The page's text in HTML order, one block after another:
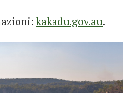
kakadu.gov.au.